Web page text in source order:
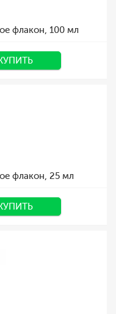
флакон, 100 мл
флакон, 25 мл